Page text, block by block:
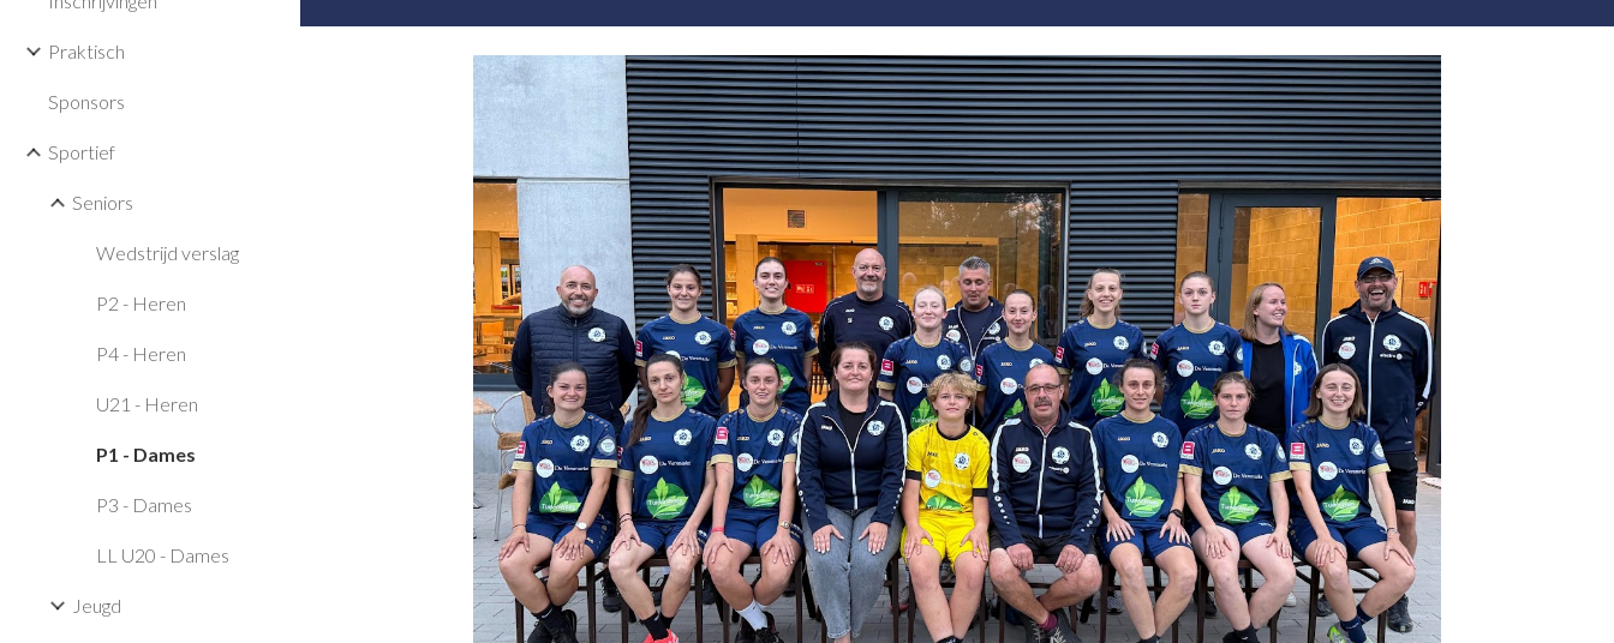
Praktisch
Sponsors
Sportief
Seniors
Wedstrijd verslag
P2 - Heren
P4 - Heren
U21 - Heren
P1 - Dames
P3 - Dames
LL U20 - Dames
Jeugd